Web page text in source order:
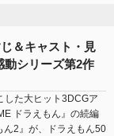
＆キャスト・見
動シリーズ第2作
した大ヒット3DCGア
ドラえもん』の続編
ん2』が、ドラえもん50